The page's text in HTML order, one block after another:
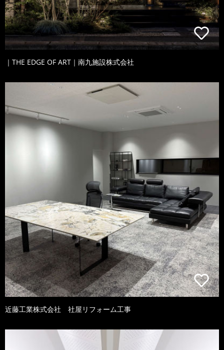
｜THE EDGE OF ART｜南九施設株式会社
近藤工業株式会社 社屋リフォーム工事